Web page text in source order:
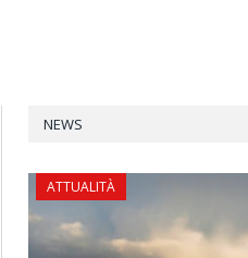
NEWS
ATTUALITÀ